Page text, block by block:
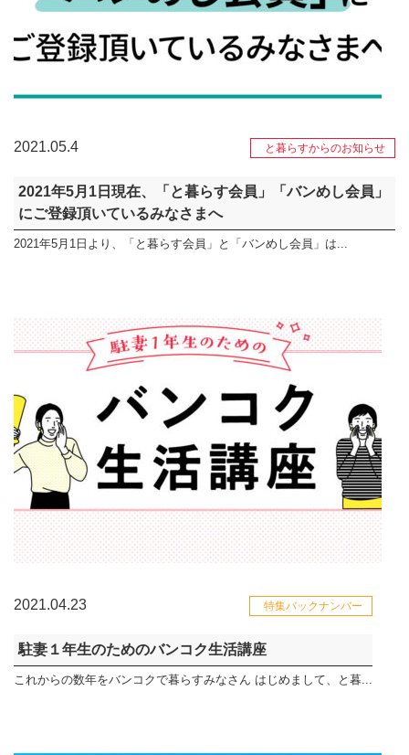
2021.05.4 と暮らすからのお知らせ
2021年5月1日現在、「と暮らす会員」「バンめし会員」
にご登録頂いているみなさまへ
2021年5月1日より、「と暮らす会員」と「バンめし会員」は...
2021.04.23 特集バックナンバー
駐妻１年生のためのバンコク生活講座
これからの数年をバンコクで暮らすみなさん はじめまして、と暮...